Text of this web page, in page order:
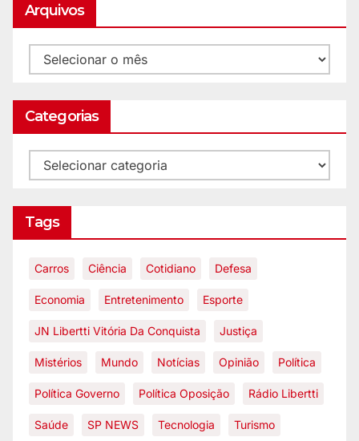
Arquivos
Categorias
Tags
Carros Ciência Cotidiano Defesa
Economia Entretenimento Esporte
JN Libertti Vitória Da Conquista Justiça
Mistérios Mundo Notícias Opinião Política
Política Governo Política Oposição Rádio Libertti
Saúde SP NEWS Tecnologia Turismo